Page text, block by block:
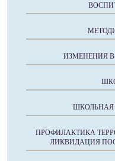
ИЗМЕНЕНИЯ
ПРОФИЛАКТИКА
ЛИКВИДАЦИЯ